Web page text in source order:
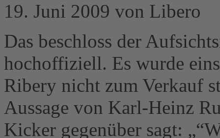
19. Juni 2009 von Libero
Das beschloss der
hochoffiziell. Es wurde
Ribery nicht zum Verkauf
Aussage von Karl-Heinz
Kicker gegenüber sagt: